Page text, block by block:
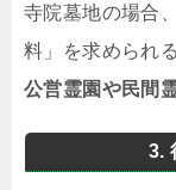
寺院墓地の場合
料」を求められ
公営霊園や民間
3.